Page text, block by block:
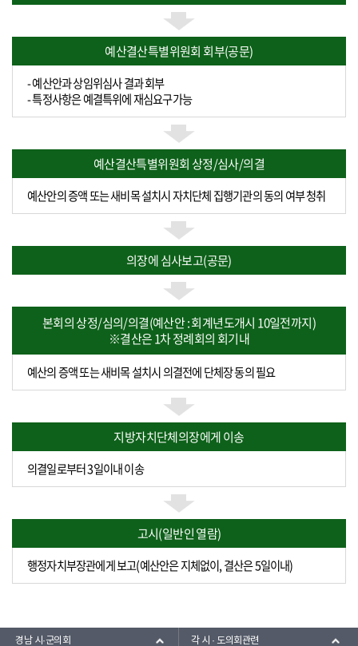
예산결산특별위원회 회부(공문)
- 예산안과 상임위심사 결과 회부
- 특정사항은 예결특위에 재심요구가능
예산결산특별위원회 상정/심사/의결
예산안의 증액 또는 새비목 설치시 자치단체 집행기관의 동의 여부 청취
의장에 심사보고(공문)
본회의 상정/심의/의결(예산안 : 회계년도개시 10일전까지)
※결산은 1차 정례회의 회기내
예산의 증액 또는 새비목 설치시 의결전에 단체장 동의 필요
지방자치단체의장에게 이송
의결일로부터 3일이내 이송
고시(일반인 열람)
행정자치부장관에게 보고(예산안은 지체없이, 결산은 5일이내)
경남 시·군의회 각 시 · 도의회관련